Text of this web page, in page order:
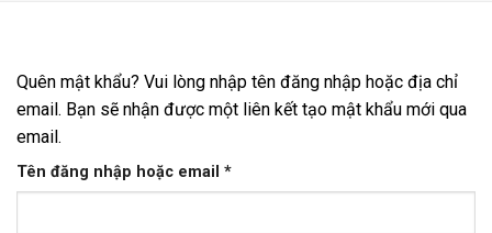
Quên mật khẩu? Vui lòng nhập tên đăng nhập hoặc địa chỉ
email. Bạn sẽ nhận được một liên kết tạo mật khẩu mới qua
email.
Tên đăng nhập hoặc email *Bắt
buộc